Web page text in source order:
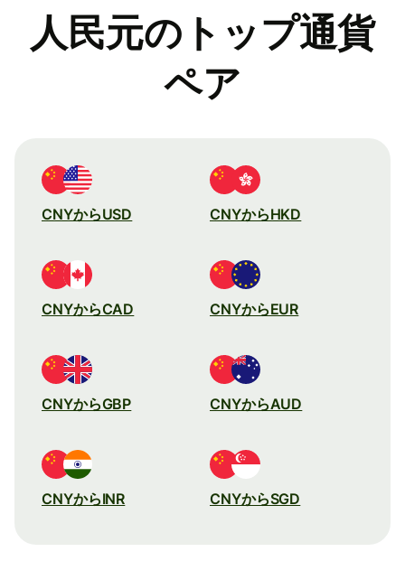
人民元のトップ通貨
ペア
CNYからUSD CNYからHKD
CNYからCAD CNYからEUR
CNYからGBP CNYからAUD
CNYからINR CNYからSGD